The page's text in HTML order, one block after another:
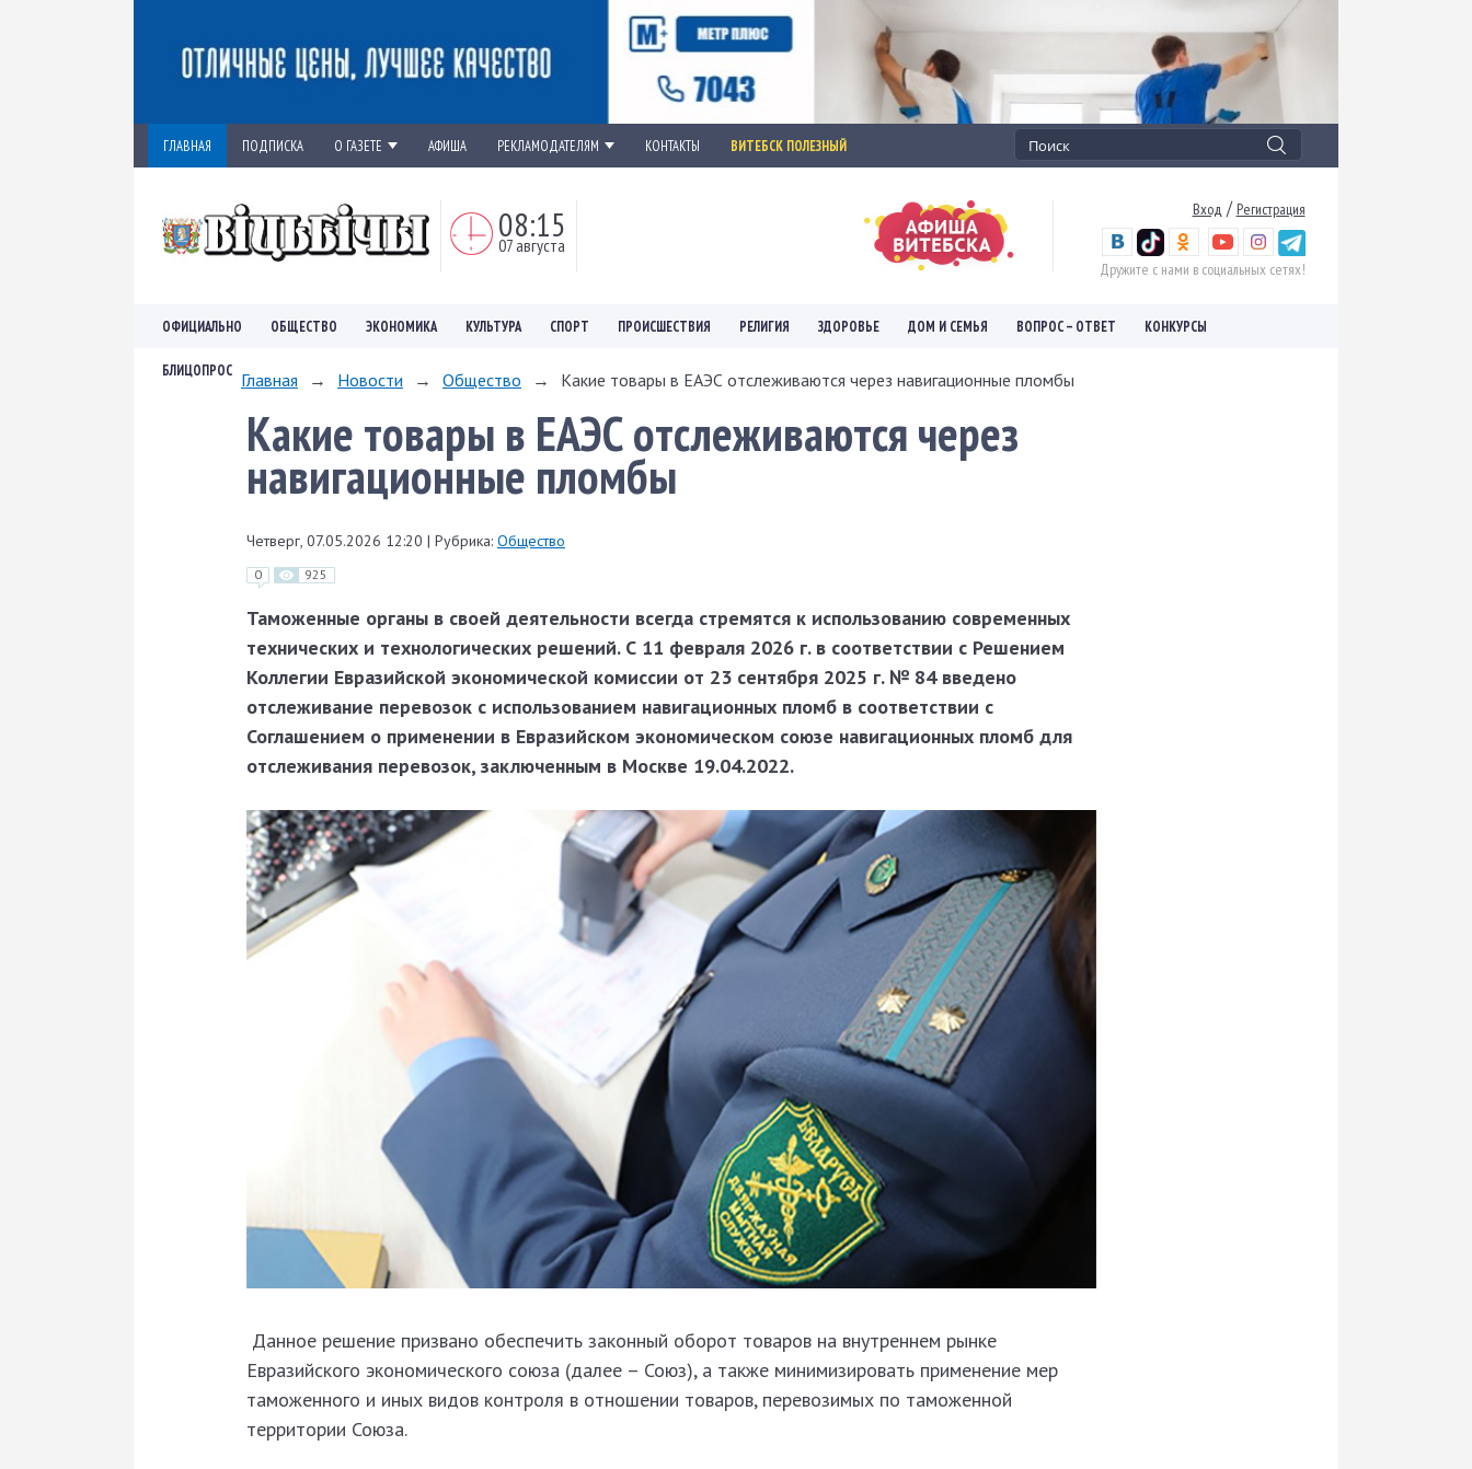
ГЛАВНАЯ ПОДПИСКА О ГАЗЕТЕ АФИША РЕКЛАМОДАТЕЛЯМ КОНТАКТЫ ВИТЕБСК ПОЛЕЗНЫЙ
08:15
07 августа
Вход / Регистрация
Дружите с нами в социальных сетях!
ОФИЦИАЛЬНО ОБЩЕСТВО ЭКОНОМИКА КУЛЬТУРА СПОРТ ПРОИСШЕСТВИЯ РЕЛИГИЯ ЗДОРОВЬЕ ДОМ И СЕМЬЯ ВОПРОС – ОТВЕТ КОНКУРСЫ
БЛИЦОПРОС Главная → Новости → Общество → Какие товары в ЕАЭС отслеживаются через навигационные пломбы
Какие товары в ЕАЭС отслеживаются через
навигационные пломбы
Четверг, 07.05.2026 12:20 | Рубрика: Общество
0 925
Таможенные органы в своей деятельности всегда стремятся к использованию современных
технических и технологических решений. С 11 февраля 2026 г. в соответствии с Решением
Коллегии Евразийской экономической комиссии от 23 сентября 2025 г. № 84 введено
отслеживание перевозок с использованием навигационных пломб в соответствии с
Соглашением о применении в Евразийском экономическом союзе навигационных пломб для
отслеживания перевозок, заключенным в Москве 19.04.2022.
Данное решение призвано обеспечить законный оборот товаров на внутреннем рынке
Евразийского экономического союза (далее – Союз), а также минимизировать применение мер
таможенного и иных видов контроля в отношении товаров, перевозимых по таможенной
территории Союза.